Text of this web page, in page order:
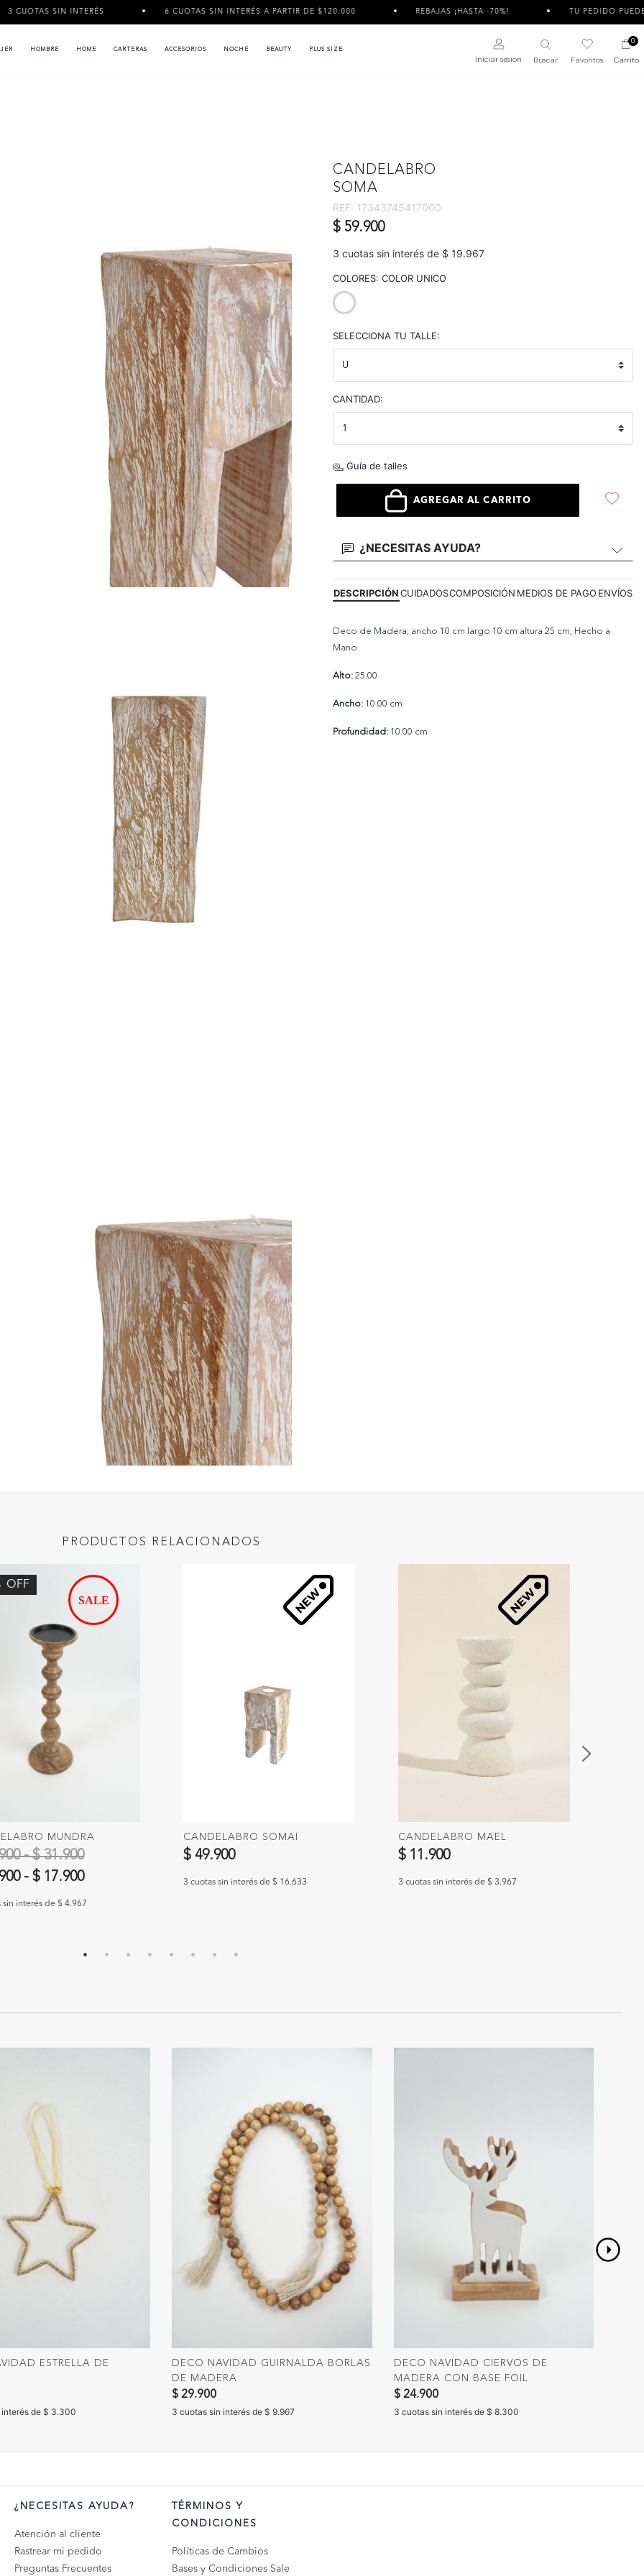
6 CUOTAS SIN INTERÉS A PARTIR DE $120.000 REBAJAS ¡HASTA -70%! TU PEDIDO PUEDE LLEGAR
HOMBRE HOME CARTERAS ACCESORIOS NOCHE BEAUTY PLUS SIZE
Iniciar sesión Buscar Favoritos
0
Carrito
CANDELABRO
SOMA
REF: 17343745417000
$ 59.900
3 cuotas sin interés de $ 19.967
COLORES: COLOR UNICO
SELECCIONA TU TALLE:
CANTIDAD:
Guía de talles
AGREGAR AL CARRITO
¿NECESITAS AYUDA?
DESCRIPCIÓNCUIDADOSCOMPOSICIÓN MEDIOS DE PAGO ENVÍOS
Deco de Madera, ancho 10 cm largo 10 cm altura 25 cm, Hecho a
Mano
Alto: 25.00
Ancho: 10.00 cm
Profundidad: 10.00 cm
PRODUCTOS RELACIONADOS
OFF
MUNDRA
- $ 31.900
- $ 17.900
sin interés de $ 4.967
CANDELABRO SOMAI
$ 49.900
3 cuotas sin interés de $ 16.633
CANDELABRO MAEL
$ 11.900
3 cuotas sin interés de $ 3.967
ESTRELLA DE
de $ 3.300
DECO NAVIDAD GUIRNALDA BORLAS
DE MADERA
$ 29.900
3 cuotas sin interés de $ 9.967
DECO NAVIDAD CIERVOS DE
MADERA CON BASE FOIL
$ 24.900
3 cuotas sin interés de $ 8.300
¿NECESITAS AYUDA?
Atención al cliente
Rastrear mi pedido
Preguntas Frecuentes
TÉRMINOS Y
CONDICIONES
Políticas de Cambios
Bases y Condiciones Sale